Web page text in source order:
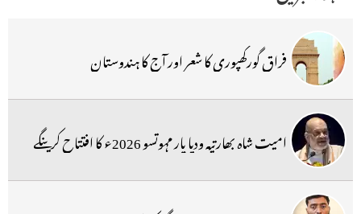
فراق گورکھپوری کا شعر اور آج کا ہندوستان
امیت شاہ بھارتیہ ودیا پار مہوتسو 2026ء کا افتتاح کرینگے